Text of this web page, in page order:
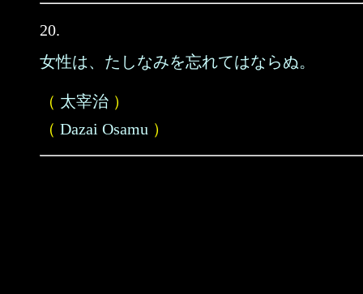
20.
女性は、たしなみを忘れてはならぬ。
（ 太宰治 ）
（ Dazai Osamu ）